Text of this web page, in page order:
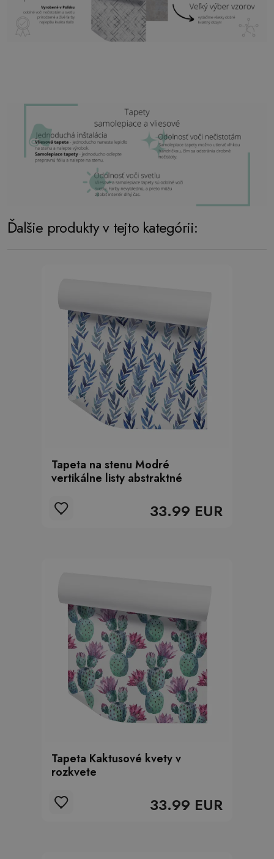
Ďalšie produkty v tejto kategórii:
Tapeta na stenu Modré
vertikálne listy abstraktné
33.99 EUR
Tapeta Kaktusové kvety v
rozkvete
33.99 EUR